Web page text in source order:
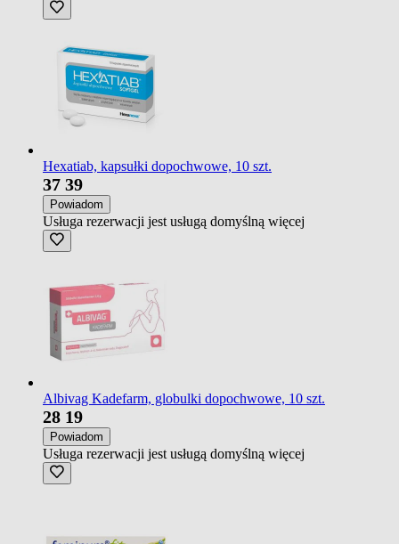
Hexatiab, kapsułki dopochwowe, 10 szt.
37 39
Powiadom
Usługa rezerwacji jest usługą domyślną więcej
Albivag Kadefarm, globulki dopochwowe, 10 szt.
28 19
Powiadom
Usługa rezerwacji jest usługą domyślną więcej